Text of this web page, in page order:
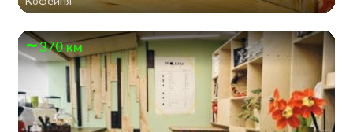
370 км